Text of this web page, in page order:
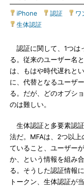
iPhone 認証 ワ
生体認証
認証に関して、1つは
る。従来のユーザー名
は、もはや時代遅れと
に、代替となるユーザ
る。だが、どのオプシ
のは難しい。
生体認証と多要素認
法だ。MFAは、2つ以
ていること、ユーザー
か、という情報を組み
る。そうした認証情報
トークン、生体認証が